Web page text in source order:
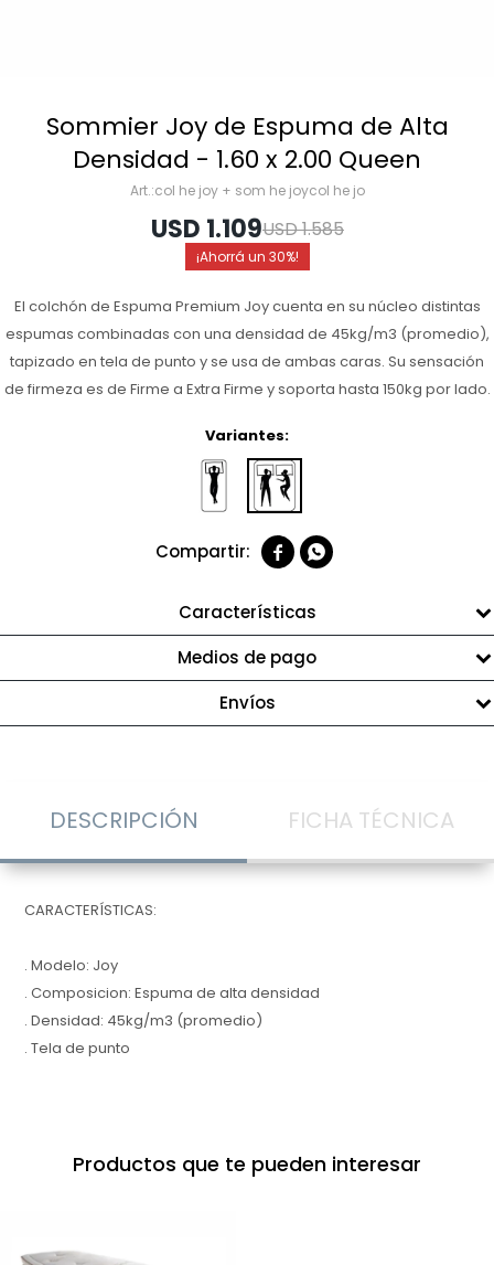
Sommier Joy de Espuma de Alta
Densidad - 1.60 x 2.00 Queen
col he joy + som he joycol he jo
USD 1.109USD1.585
30
El colchón de Espuma Premium Joy cuenta en su núcleo distintas
espumas combinadas con una densidad de 45kg/m3 (promedio),
tapizado en tela de punto y se usa de ambas caras. Su sensación
de firmeza es de Firme a Extra Firme y soporta hasta 150kg por lado.
Variantes:
 
Características
Medios de pago
Envíos
DESCRIPCIÓN FICHA TÉCNICA
CARACTERÍSTICAS:
. Modelo: Joy
. Composicion: Espuma de alta densidad
. Densidad: 45kg/m3 (promedio)
. Tela de punto
Productos que te pueden interesar